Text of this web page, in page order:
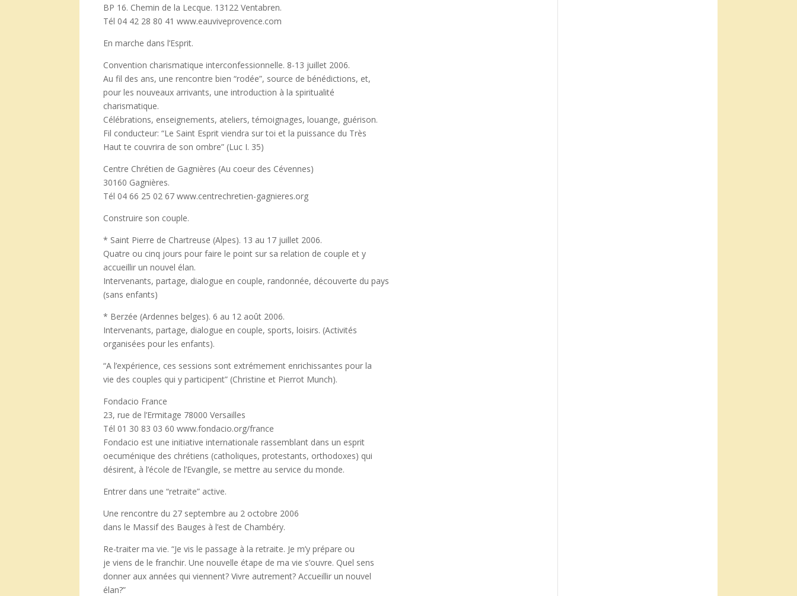
BP 16. Chemin de la Lecque. 13122 Ventabren.
Tél 04 42 28 80 41 www.eauviveprovence.com
En marche dans l’Esprit.
Convention charismatique interconfessionnelle. 8-13 juillet 2006.
Au fil des ans, une rencontre bien “rodée”, source de bénédictions, et,
pour les nouveaux arrivants, une introduction à la spiritualité
charismatique.
Célébrations, enseignements, ateliers, témoignages, louange, guérison.
Fil conducteur: “Le Saint Esprit viendra sur toi et la puissance du Très
Haut te couvrira de son ombre” (Luc I. 35)
Centre Chrétien de Gagnières (Au coeur des Cévennes)
30160 Gagnières.
Tél 04 66 25 02 67 www.centrechretien-gagnieres.org
Construire son couple.
* Saint Pierre de Chartreuse (Alpes). 13 au 17 juillet 2006.
Quatre ou cinq jours pour faire le point sur sa relation de couple et y
accueillir un nouvel élan.
Intervenants, partage, dialogue en couple, randonnée, découverte du pays
(sans enfants)
* Berzée (Ardennes belges). 6 au 12 août 2006.
Intervenants, partage, dialogue en couple, sports, loisirs. (Activités
organisées pour les enfants).
“A l’expérience, ces sessions sont extrémement enrichissantes pour la
vie des couples qui y participent” (Christine et Pierrot Munch).
Fondacio France
23, rue de l’Ermitage 78000 Versailles
Tél 01 30 83 03 60 www.fondacio.org/france
Fondacio est une initiative internationale rassemblant dans un esprit
oecuménique des chrétiens (catholiques, protestants, orthodoxes) qui
désirent, à l’école de l’Evangile, se mettre au service du monde.
Entrer dans une “retraite” active.
Une rencontre du 27 septembre au 2 octobre 2006
dans le Massif des Bauges à l’est de Chambéry.
Re-traiter ma vie. “Je vis le passage à la retraite. Je m’y prépare ou
je viens de le franchir. Une nouvelle étape de ma vie s’ouvre. Quel sens
donner aux années qui viennent? Vivre autrement? Accueillir un nouvel
élan?”